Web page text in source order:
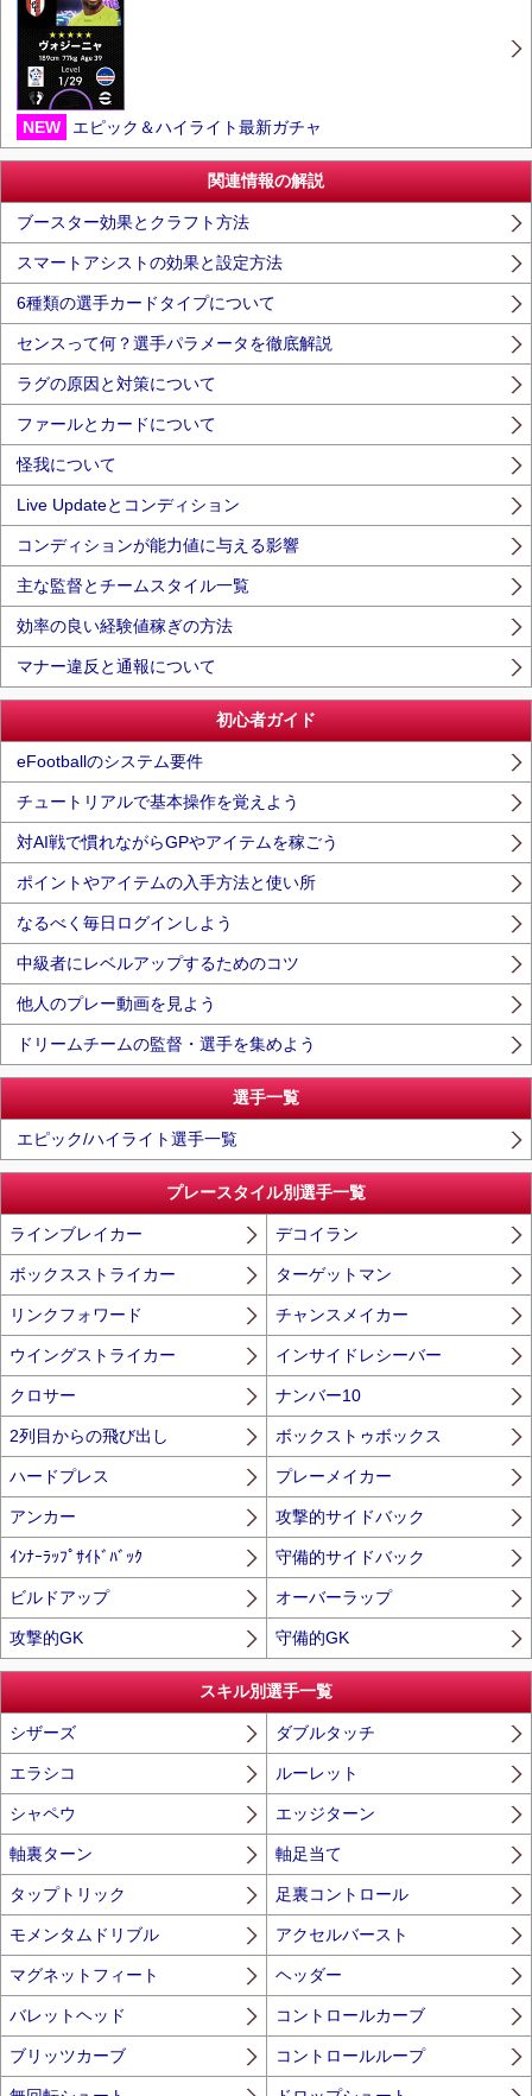
NEW エピック＆ハイライト最新ガチャ
関連情報の解説
ブースター効果とクラフト方法
スマートアシストの効果と設定方法
6種類の選手カードタイプについて
センスって何？選手パラメータを徹底解説
ラグの原因と対策について
ファールとカードについて
怪我について
Live Updateとコンディション
コンディションが能力値に与える影響
主な監督とチームスタイル一覧
効率の良い経験値稼ぎの方法
マナー違反と通報について
初心者ガイド
eFootballのシステム要件
チュートリアルで基本操作を覚えよう
対AI戦で慣れながらGPやアイテムを稼ごう
ポイントやアイテムの入手方法と使い所
なるべく毎日ログインしよう
中級者にレベルアップするためのコツ
他人のプレー動画を見よう
ドリームチームの監督・選手を集めよう
選手一覧
エピック/ハイライト選手一覧
プレースタイル別選手一覧
ラインブレイカー デコイラン
ボックスストライカー ターゲットマン
リンクフォワード チャンスメイカー
ウイングストライカー インサイドレシーバー
クロサー ナンバー10
2列目からの飛び出し ボックストゥボックス
ハードプレス プレーメイカー
アンカー 攻撃的サイドバック
ｲﾝﾅｰﾗｯﾌﾟｻｲﾄﾞﾊﾞｯｸ 守備的サイドバック
ビルドアップ オーバーラップ
攻撃的GK 守備的GK
スキル別選手一覧
シザーズ ダブルタッチ
エラシコ ルーレット
シャペウ エッジターン
軸裏ターン 軸足当て
タップトリック 足裏コントロール
モメンタムドリブル アクセルバースト
マグネットフィート ヘッダー
バレットヘッド コントロールカーブ
ブリッツカーブ コントロールループ